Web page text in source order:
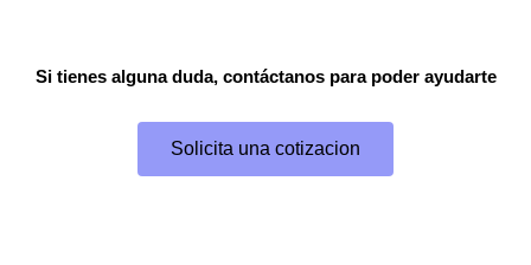
Si tienes alguna duda, contáctanos para poder ayudarte
Solicita una cotizacion